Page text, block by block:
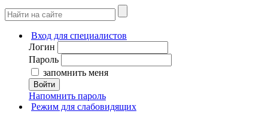
Вход для специалистов
Логин
Пароль
запомнить меня
Войти
Напомнить пароль
Режим для слабовидящих